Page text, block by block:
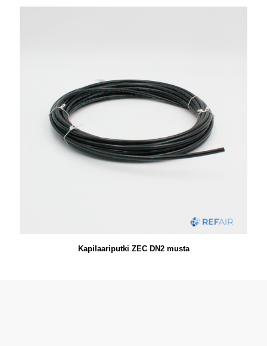
Kapilaariputki ZEC DN2 musta